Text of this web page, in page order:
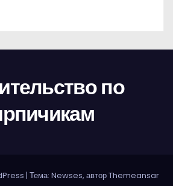
по
| Тема: Newses, авторThemeansar